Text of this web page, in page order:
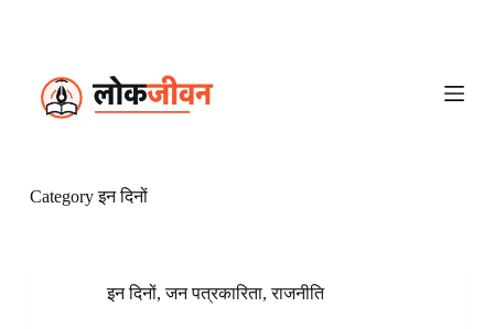
Categoryइन दिनों
इन दिनों,जन पत्रकारिता,राजनीति